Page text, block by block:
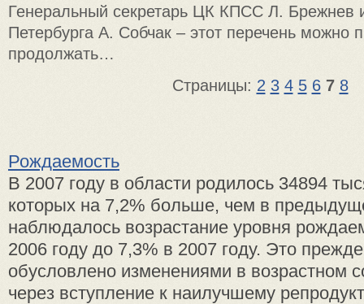
Генеральный секретарь ЦК КПСС Л. Брежнев
Петербурга А. Собчак – этот перечень можно
продолжать…
Страницы: 2 3 4 5 6 7 8
Рождаемость
В 2007 году в области родилось 34894
которых на 7,2% больше, чем в
наблюдалось возрастание уровня
2006 году до 7,3% в 2007 году. Это
обусловлено изменениями в возрастном
через вступление к наилучшему